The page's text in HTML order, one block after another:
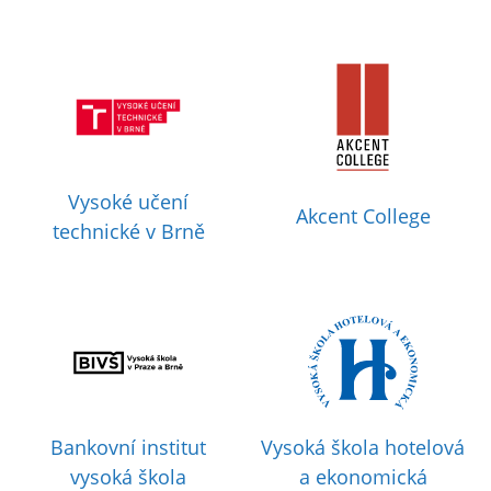
Vysoké učení
technické v Brně
Akcent College
Bankovní institut
vysoká škola
Vysoká škola hotelová
a ekonomická